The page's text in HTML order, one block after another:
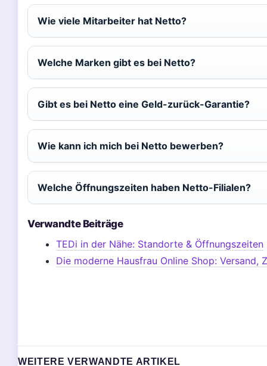
Wie viele Mitarbeiter hat Netto?
Welche Marken gibt es bei Netto?
Gibt es bei Netto eine Geld-zurück-Garantie?
Wie kann ich mich bei Netto bewerben?
Welche Öffnungszeiten haben Netto-Filialen?
Verwandte Beiträge
TEDi in der Nähe: Standorte & Öffnungszeiten
Die moderne Hausfrau Online Shop: Versand,
WEITERE VERWANDTE ARTIKEL